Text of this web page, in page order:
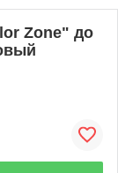
Zone" до